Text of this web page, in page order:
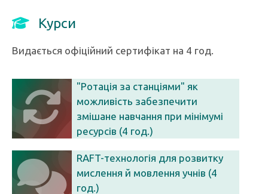
Курси
Видається офіційний сертифікат на 4 год.
"Ротація за станціями" як
можливість забезпечити
змішане навчання при мінімумі
ресурсів (4 год.)
RAFT-технологія для розвитку
мислення й мовлення учнів (4
год.)